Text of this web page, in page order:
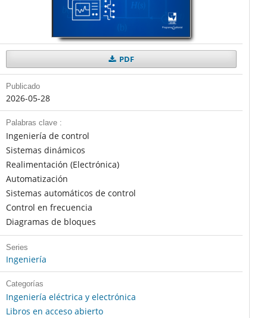
PDF
Publicado
2026-05-28
Palabras clave :
Ingeniería de control
Sistemas dinámicos
Realimentación (Electrónica)
Automatización
Sistemas automáticos de control
Control en frecuencia
Diagramas de bloques
Series
Ingeniería
Categorías
Ingeniería eléctrica y electrónica
Libros en acceso abierto